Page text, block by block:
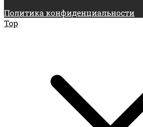
Политика конфиденциальности
Top